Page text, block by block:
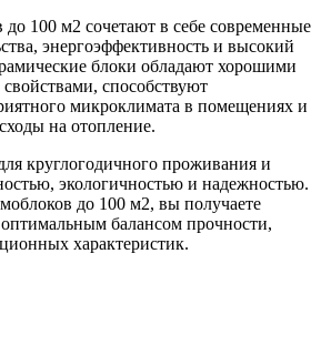
100 м2 сочетают в себе современные
энергоэффективность и высокий
блоки обладают хорошими
способствуют
микроклимата в помещениях и
на отопление.
круглогодичного проживания и
экологичностью и надежностью.
до 100 м2, вы получаете
балансом прочности,
характеристик.